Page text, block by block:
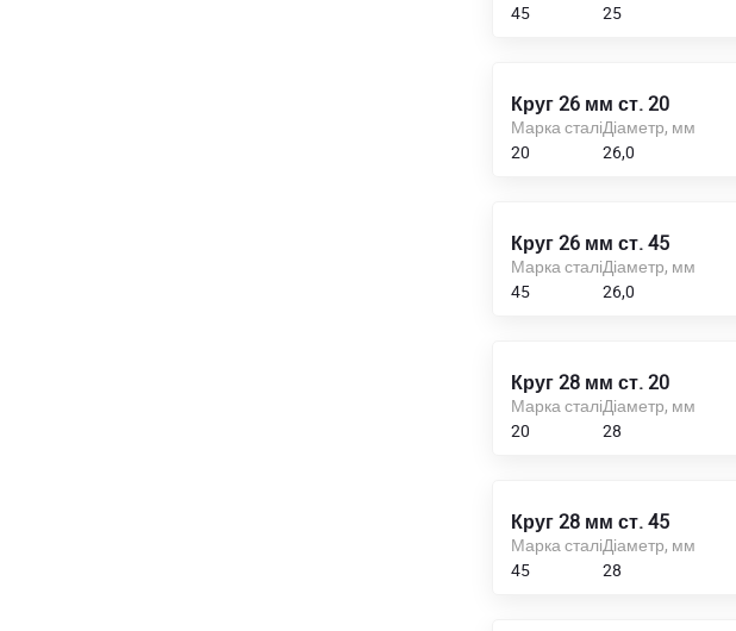
45
25
Круг 26 мм ст. 20
Марка сталі
20
Діаметр, мм
26,0
Круг 26 мм ст. 45
Марка сталі
45
Діаметр, мм
26,0
Круг 28 мм ст. 20
Марка сталі
20
Діаметр, мм
28
Круг 28 мм ст. 45
Марка сталі
45
Діаметр, мм
28